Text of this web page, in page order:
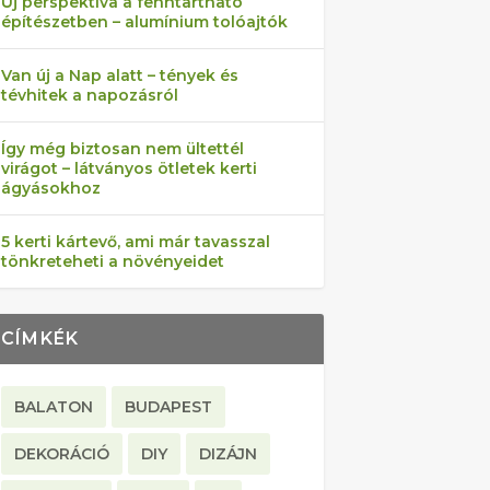
építészetben – alumínium tolóajtók
Van új a Nap alatt – tények és
tévhitek a napozásról
Így még biztosan nem ültettél
virágot – látványos ötletek kerti
ágyásokhoz
5 kerti kártevő, ami már tavasszal
tönkreteheti a növényeidet
CÍMKÉK
BALATON BUDAPEST
DEKORÁCIÓ DIY DIZÁJN